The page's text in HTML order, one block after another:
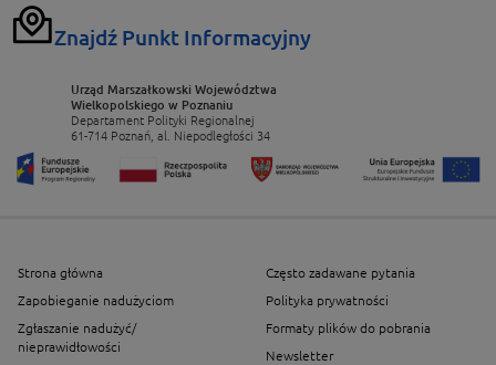
Znajdź Punkt Informacyjny
Urząd Marszałkowski Województwa
Wielkopolskiego w Poznaniu
Departament Polityki Regionalnej
61-714 Poznań, al. Niepodległości 34
Strona główna
Zapobieganie nadużyciom
Zgłaszanie nadużyć/
nieprawidłowości
Często zadawane pytania
Polityka prywatności
Formaty plików do pobrania
Newsletter